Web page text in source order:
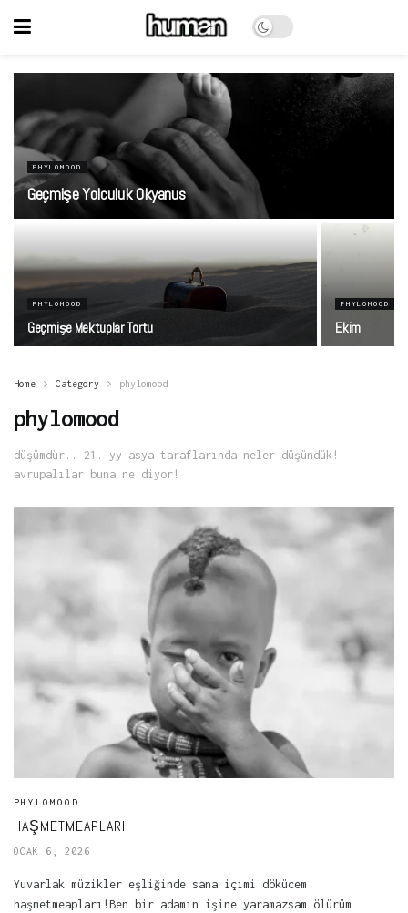
PHYLOMOOD
Geçmişe Yolculuk Okyanus
PHYLOMOOD
Geçmişe Mektuplar Tortu
PHYLOMOOD
Ekim
Home Category phylomood
phylomood
düşümdür.. 21. yy asya taraflarında neler düşündük!
avrupalılar buna ne diyor!
PHYLOMOOD
HAŞMETMEAPLARI
OCAK 6, 2026
Yuvarlak müzikler eşliğinde sana içimi dökücem
haşmetmeapları!Ben bir adamın işine yaramazsam ölürüm